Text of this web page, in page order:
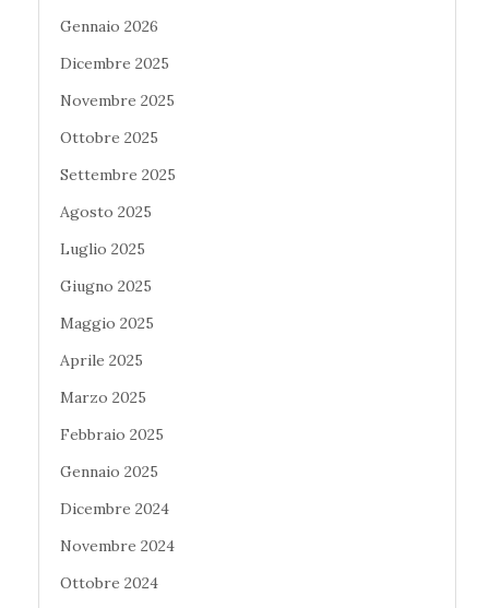
Gennaio 2026
Dicembre 2025
Novembre 2025
Ottobre 2025
Settembre 2025
Agosto 2025
Luglio 2025
Giugno 2025
Maggio 2025
Aprile 2025
Marzo 2025
Febbraio 2025
Gennaio 2025
Dicembre 2024
Novembre 2024
Ottobre 2024